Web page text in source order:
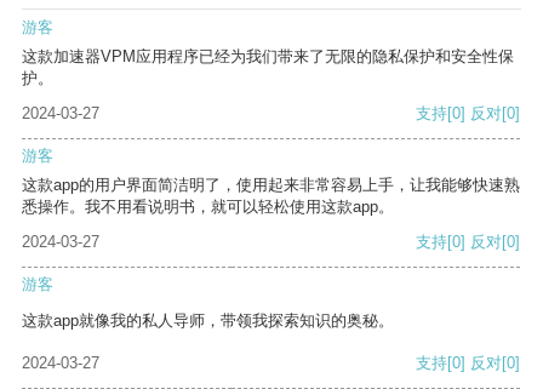
游客
这款加速器VPM应用程序已经为我们带来了无限的隐私保护和安全性保
护。
2024-03-27
支持[0] 反对[0]
游客
这款app的用户界面简洁明了，使用起来非常容易上手，让我能够快速熟
悉操作。我不用看说明书，就可以轻松使用这款app。
2024-03-27
支持[0] 反对[0]
游客
这款app就像我的私人导师，带领我探索知识的奥秘。
2024-03-27 支持[0] 反对[0]